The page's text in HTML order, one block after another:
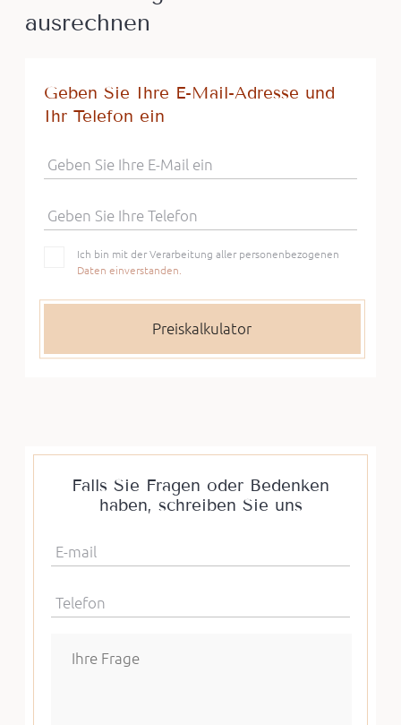
ausrechnen
Geben Sie Ihre E-Mail-Adresse und
Ihr Telefon ein
Geben Sie Ihre E-Mail ein
Geben Sie Ihre Telefon
Ich bin mit der Verarbeitung aller personenbezogenen
Daten einverstanden.
Falls Sie Fragen oder Bedenken
haben, schreiben Sie uns
E-mail
Telefon